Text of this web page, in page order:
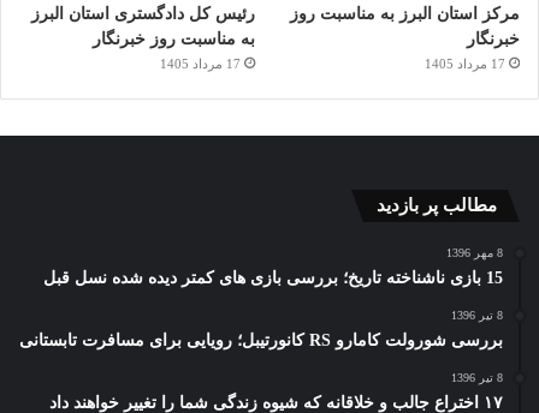
مرکز استان البرز به مناسبت روز
خبرنگار
17 مرداد 1405
رئیس کل دادگستری استان البرز
به مناسبت روز خبرنگار
17 مرداد 1405
مطالب پر بازدید
8 مهر 1396
15 بازی ناشناخته تاریخ؛ بررسی بازی های کمتر دیده شده نسل قبل
8 تیر 1396
بررسی شورولت کامارو RS کانورتیبل؛ رویایی برای مسافرت تابستانی
8 تیر 1396
۱۷ اختراع جالب و خلاقانه که شیوه زندگی شما را تغییر خواهند داد